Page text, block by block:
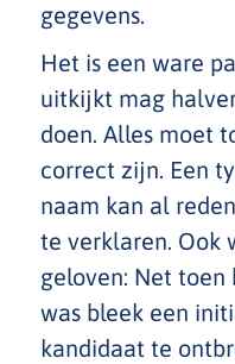
gegevens.
Het is een ware
uitkijkt mag
doen. Alles moet
correct zijn. Een
naam kan al
te verklaren. Ook
geloven: Net toen
was bleek een
kandidaat te